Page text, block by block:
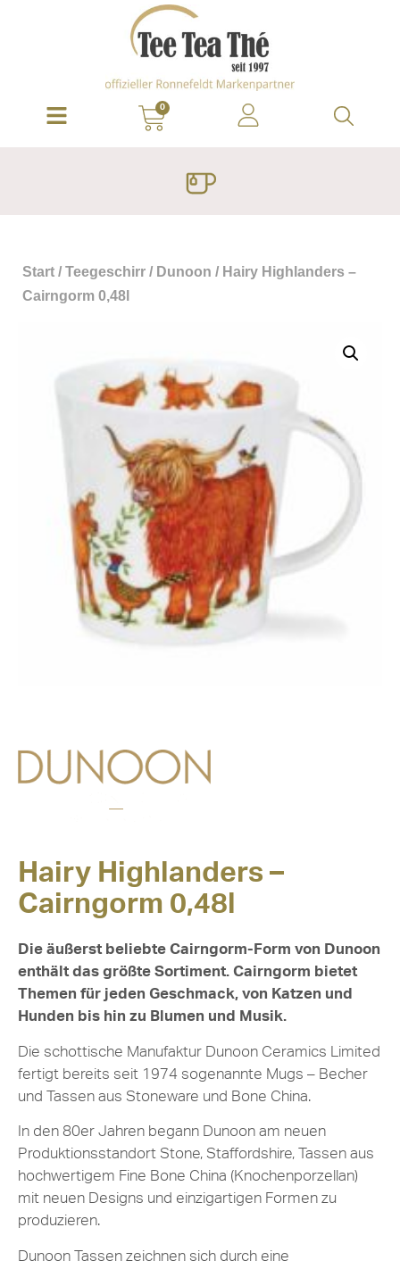
0
Start / Teegeschirr / Dunoon / Hairy Highlanders –
Cairngorm 0,48l
Hairy Highlanders –
Cairngorm 0,48l
Die äußerst beliebte Cairngorm-Form von Dunoon
enthält das größte Sortiment. Cairngorm bietet
Themen für jeden Geschmack, von Katzen und
Hunden bis hin zu Blumen und Musik.
Die schottische Manufaktur Dunoon Ceramics Limited
fertigt bereits seit 1974 sogenannte Mugs – Becher
und Tassen aus Stoneware und Bone China.
In den 80er Jahren begann Dunoon am neuen
Produktionsstandort Stone, Staffordshire, Tassen aus
hochwertigem Fine Bone China (Knochenporzellan)
mit neuen Designs und einzigartigen Formen zu
produzieren.
Dunoon Tassen zeichnen sich durch eine